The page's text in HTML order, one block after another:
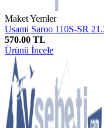
Maket Yemler
Usami Saroo 110S-SR
570.00 TL
Ürünü İncele